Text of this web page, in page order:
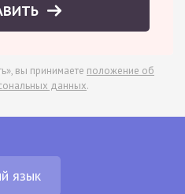
вы принимаете положение об
данных.
язык